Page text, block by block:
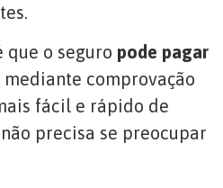
que o seguro pode pagar
mediante comprovação
fácil e rápido de
precisa se preocupar